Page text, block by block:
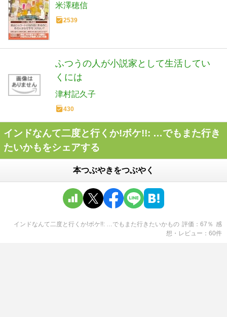
米澤穂信
2539
ふつうの人が小説家として生活してい
くには
津村記久子
430
インドなんて二度と行くか!ボケ!!: …でもまた行き
たいかもをシェアする
本つぶやきをつぶやく
インドなんて二度と行くか!ボケ!!: …でもまた行きたいかもの 評価 67 ％ 感
想・レビュー
60件